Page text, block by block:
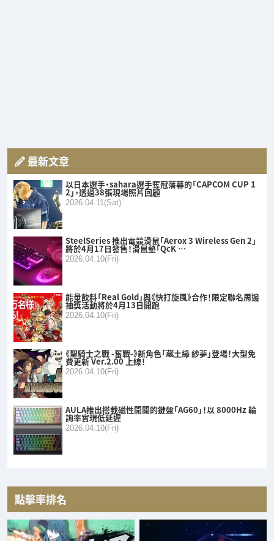
最新文章
以日本選手・sahara選手奪冠落幕的「CAPCOM CUP 1
2」，透過38張現場照片回顧
2026.04.11(Sat)
SteelSeries 推出電競滑鼠「Aerox 3 Wireless Gen 2」
將於4月17日發售！滑鼠墊「QcK …
2026.04.10(Fri)
能量飲料「Real Gold」與《快打旋風》合作！限定聯名周邊
抽獎活動將於4月13日開跑
2026.04.10(Fri)
《聖騎士之戰 -奮戰-》新角色「蔵土緣 紗夢」登場！大型免
費更新 Ver.2.00 上線！
2026.04.10(Fri)
AULA推出搭載磁性開關的鍵盤「AG60」！以 8000Hz 輪
詢率實現低延遲
2026.04.10(Fri)
點擊率排名